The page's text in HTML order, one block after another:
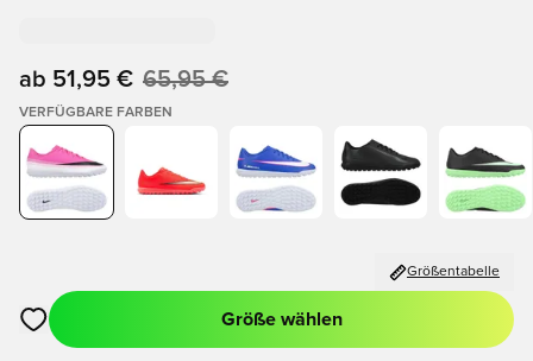
ab 51,95 € 65,95 €
VERFÜGBARE FARBEN
Größentabelle
Öffnet ein neues Fenster zum Anmelden oder Registrieren
Größe wählen